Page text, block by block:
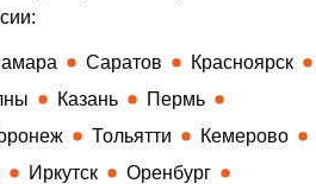
Саратов
Красноярск
Казань
Пермь
Тольятти
Кемерово
Иркутск
Оренбург